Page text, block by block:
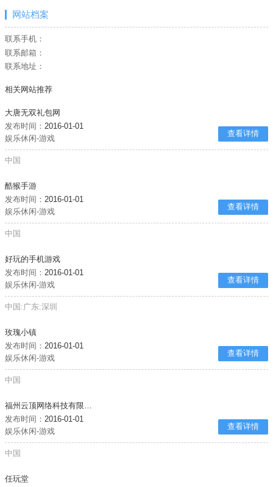
网站档案
联系手机：
联系邮箱：
联系地址：
相关网站推荐
大唐无双礼包网
发布时间：2016-01-01
娱乐休闲-游戏
查看详情
中国
酷猴手游
发布时间：2016-01-01
娱乐休闲-游戏
查看详情
中国
好玩的手机游戏
发布时间：2016-01-01
娱乐休闲-游戏
查看详情
中国:广东:深圳
玫瑰小镇
发布时间：2016-01-01
娱乐休闲-游戏
查看详情
中国
发布时间：2016-01-01
娱乐休闲-游戏
查看详情
中国
任玩堂